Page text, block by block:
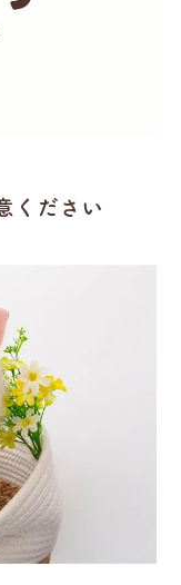
ください